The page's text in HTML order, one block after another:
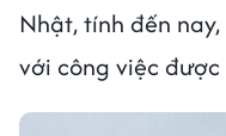
Nhật, tính đến
với công việc được